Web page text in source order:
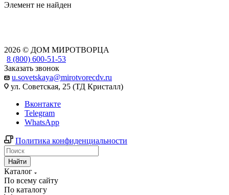
Элемент не найден
2026 © ДОМ МИРОТВОРЦА
8 (800) 600-51-53
Заказать звонок
u.sovetskaya@mirotvorecdv.ru
ул. Советская, 25 (ТД Кристалл)
Вконтакте
Telegram
WhatsApp
Политика конфиденциальности
Найти
Каталог
По всему сайту
По каталогу